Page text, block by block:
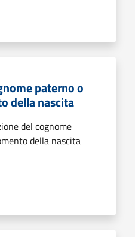
paterno o
della nascita
del cognome
della nascita